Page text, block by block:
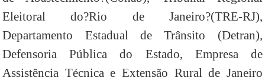
Eleitoral do?Rio de Janeiro?(TRE-RJ),
Departamento Estadual de Trânsito (Detran),
Defensoria Pública do Estado, Empresa de
Assistência Técnica e Extensão Rural de Janeiro